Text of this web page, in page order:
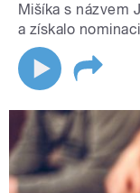
Mišíka s názvem
a získalo